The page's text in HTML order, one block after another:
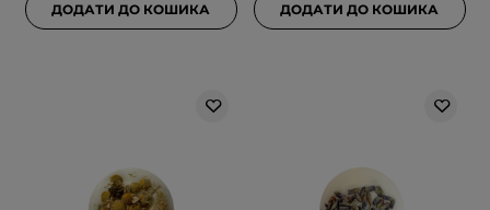
ДОДАТИ ДО КОШИКА ДОДАТИ ДО КОШИКА